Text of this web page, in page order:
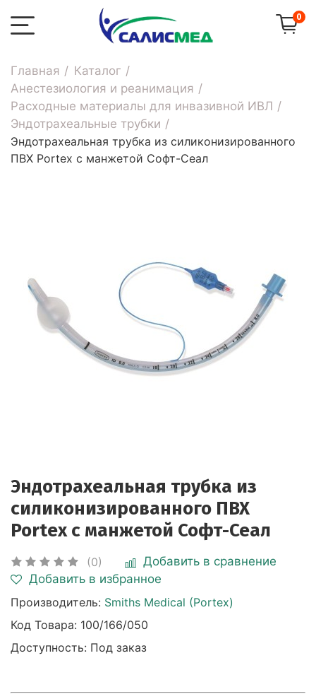
0
Главная
Каталог
Анестезиология и реанимация
Расходные материалы для инвазивной ИВЛ
Эндотрахеальные трубки
Эндотрахеальная трубка из силиконизированного
ПВХ Portex с манжетой Софт-Сеал
Эндотрахеальная трубка из
силиконизированного ПВХ
Portex с манжетой Софт-Сеал
(0)
Добавить в сравнение
Добавить в избранное
Производитель: Smiths Medical (Portex)
Код Товара: 100/166/050
Доступность: Под заказ